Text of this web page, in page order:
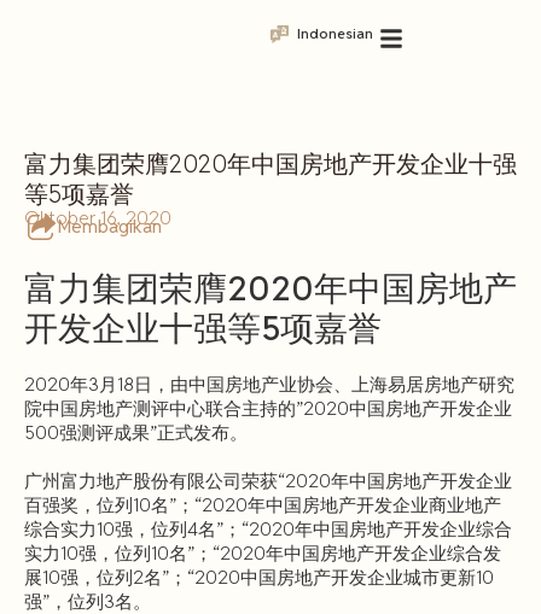
Indonesian
富力集团荣膺2020年中国房地产开发企业十强
等5项嘉誉
Membagikan
Oktober 16, 2020
富力集团荣膺2020年中国房地产
开发企业十强等5项嘉誉
2020年3月18日，由中国房地产业协会、上海易居房地产研究
院中国房地产测评中心联合主持的”2020中国房地产开发企业
500强测评成果”正式发布。
广州富力地产股份有限公司荣获“2020年中国房地产开发企业
百强奖，位列10名”；“2020年中国房地产开发企业商业地产
综合实力10强，位列4名”；“2020年中国房地产开发企业综合
实力10强，位列10名”；“2020年中国房地产开发企业综合发
展10强，位列2名”；“2020中国房地产开发企业城市更新10
强”，位列3名。